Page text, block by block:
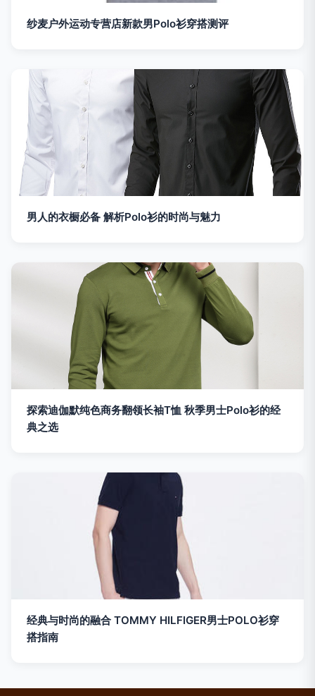
纱麦户外运动专营店新款男Polo衫穿搭测评
男人的衣橱必备 解析Polo衫的时尚与魅力
探索迪伽默纯色商务翻领长袖T恤 秋季男士Polo衫的经
典之选
经典与时尚的融合 TOMMY HILFIGER男士POLO衫穿
搭指南